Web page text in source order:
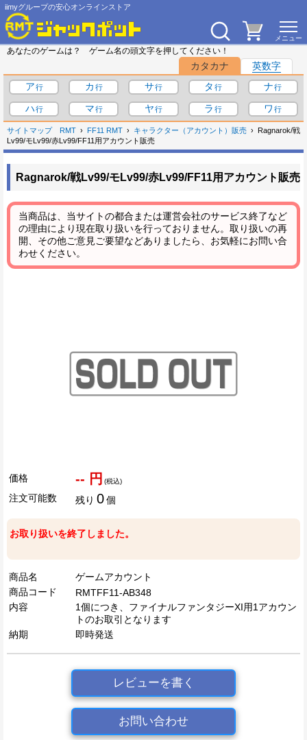
iimyグループの安心オンラインストア
あなたのゲームは？ ゲーム名の頭文字を押してください！
カタカナ
英数字
ア
カ サ タ
ナ
ハ
マ ヤ ラ ワ
サイトマップ RMT FF11 RMT キャラクター（アカウント）販売
Ragnarok/戦
Lv99/モLv99/赤Lv99/FF11用アカウント販売
Ragnarok/戦Lv99/モLv99/赤Lv99/FF11用アカウント販売
当商品は、当サイトの都合または運営会社のサービス終了など
の理由により現在取り扱いを行っておりません。取り扱いの再
開、その他ご意見ご要望などありましたら、お気軽にお問い合
わせください。
価格 -- 円 (税込)
注文可能数 残り 0個
お取り扱いを終了しました。
商品名
ゲームアカウント
商品コード
RMTFF11-AB348
内容
1個につき、ファイナルファンタジーXI用1アカウン
トのお取引となります
納期
即時発送
レビューを書く
お問い合わせ